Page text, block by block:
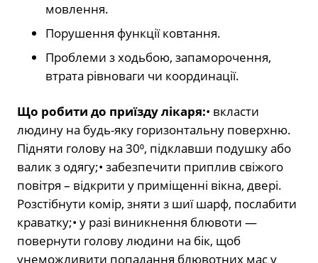
мовлення.
Порушення функції ковтання.
Проблеми з ходьбою, запаморочення,
втрата рівноваги чи координації.
Що робити до приїзду лікаря:• вкласти
людину на будь-яку горизонтальну поверхню.
Підняти голову на 30⁰, підклавши подушку або
валик з одягу;• забезпечити приплив свіжого
повітря – відкрити у приміщенні вікна, двері.
Розстібнути комір, зняти з шиї шарф, послабити
краватку;• у разі виникнення блювоти —
повернути голову людини на бік, щоб
унеможливити попадання блювотних мас у